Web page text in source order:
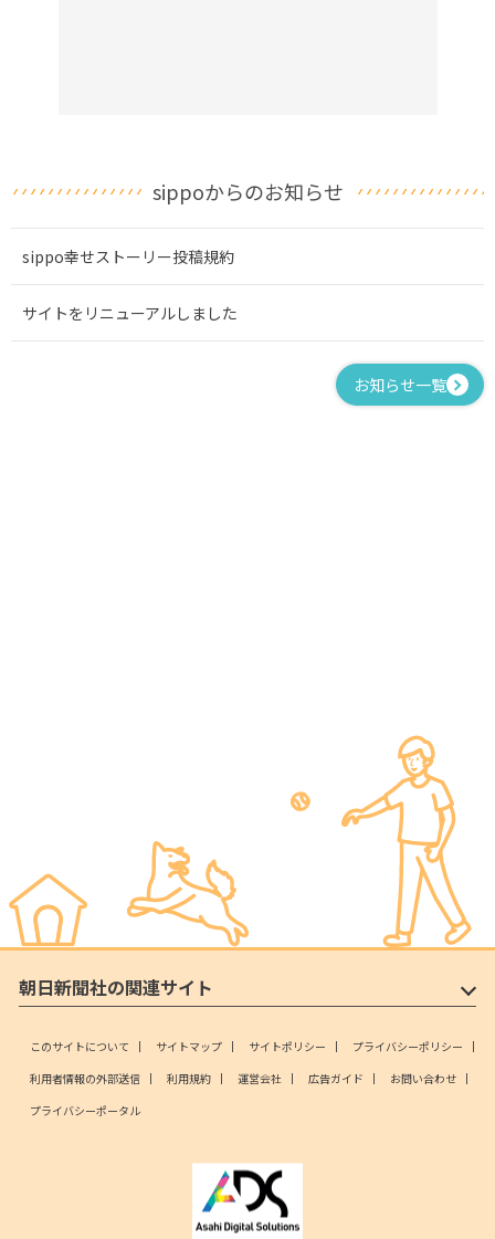
sippoからのお知らせ
sippo幸せストーリー投稿規約
サイトをリニューアルしました
お知らせ一覧
朝日新聞社の関連サイト
このサイトについて サイトマップ サイトポリシー
プライバシーポリシー
利用者情報の外部送信
利用規約 運営会社 広告ガイド
お問い合わせ
プライバシーポータル